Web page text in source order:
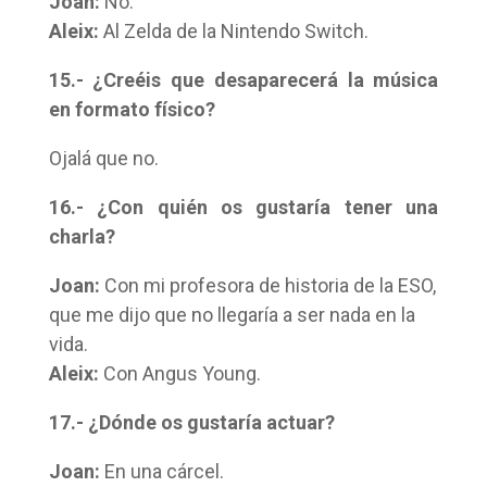
Aleix: Al Zelda de la Nintendo Switch.
15.- ¿Creéis que desaparecerá la música
en formato físico?
Ojalá que no.
16.- ¿Con quién os gustaría tener una
charla?
Joan: Con mi profesora de historia de la ESO,
que me dijo que no llegaría a ser nada en la
vida.
Aleix: Con Angus Young.
17.- ¿Dónde os gustaría actuar?
Joan: En una cárcel.